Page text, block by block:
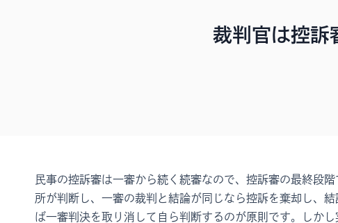
裁判官は控訴
民事の控訴審は一審から続く続審なので、控訴審の最終段階
所が判断し、一審の裁判と結論が同じなら控訴を棄却し、結
ば一審判決を取り消して自ら判断するのが原則です。しかし